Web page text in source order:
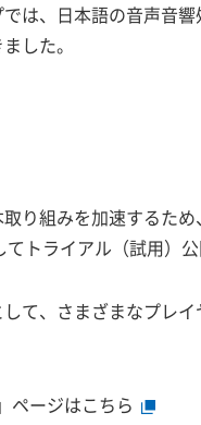
は、日本語の音声音
した。
取り組みを加速するた
トライアル（試用）公
て、さまざまなプレ
ページはこちら